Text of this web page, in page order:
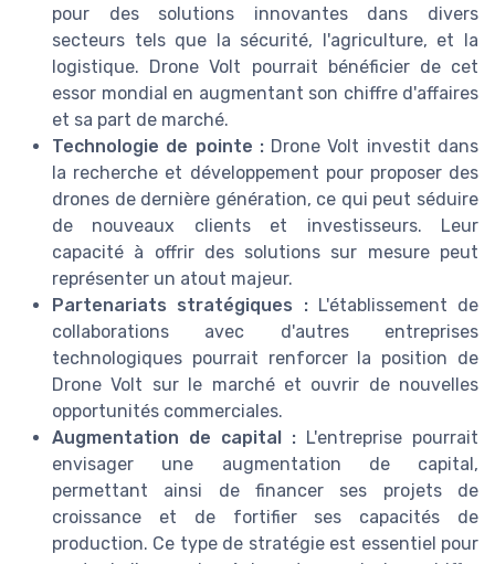
pour des solutions innovantes dans divers
secteurs tels que la sécurité, l'agriculture, et la
logistique. Drone Volt pourrait bénéficier de cet
essor mondial en augmentant son chiffre d'affaires
et sa part de marché.
Technologie de pointe :Drone Volt investit dans
la recherche et développement pour proposer des
drones de dernière génération, ce qui peut séduire
de nouveaux clients et investisseurs. Leur
capacité à offrir des solutions sur mesure peut
représenter un atout majeur.
Partenariats stratégiques :L'établissement de
collaborations avec d'autres entreprises
technologiques pourrait renforcer la position de
Drone Volt sur le marché et ouvrir de nouvelles
opportunités commerciales.
Augmentation de capital : L'entreprise pourrait
envisager une augmentation de capital,
permettant ainsi de financer ses projets de
croissance et de fortifier ses capacités de
production. Ce type de stratégie est essentiel pour